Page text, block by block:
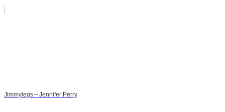
Jimmylegs－Jennifer Perry